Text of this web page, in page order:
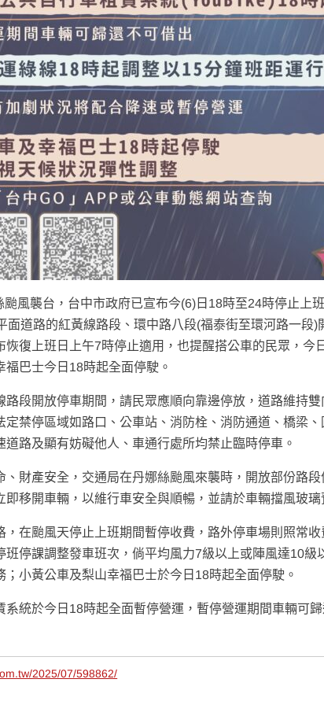
風襲台，台中市政府已宣布今(6)日18時至24時停止上
面道路的紅黃線路段、環中路八段(福泰街至環河路一段
恢復上班日上午7時停止適用，也提醒搭公車的民眾，今
巴士今日18時起全面停駛。
路段開放停車期間，請民眾應順向靠邊停放，道路維持
定禁停區域如路口、公車站、消防栓、消防通道、橋梁
路及顯有妨礙他人、車通行處所均禁止臨時停車。
、財產安全，交通局在丹娜絲颱風來襲時，開放部份路
移開車輛，以維行車安全與順暢，並請於車輛擋風玻璃
，在颱風天停止上班期間暫停收費，路外停車場則照常
班停課調整發車班次，倘平均風力7級以上或陣風達10級
小黃公車及梨山幸福巴士於今日18時起全面停駛。
系統於今日18時起全面暫停營運，暫停營運期間車輛可
2025/07/598862/